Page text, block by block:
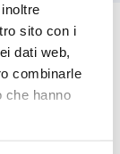
sito con i
dati web,
combinarle
che hanno